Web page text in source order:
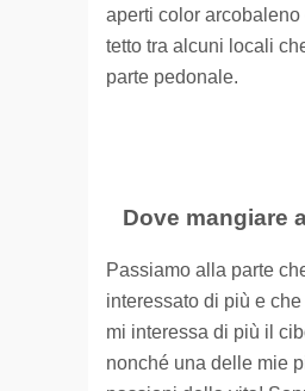
aperti color arcobaleno
tetto tra alcuni locali
parte pedonale.
Dove mangiare
Passiamo alla parte
interessato di più e
mi interessa di più il
nonché una delle mie